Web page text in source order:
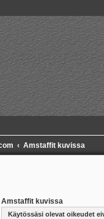
Amstaffit kuvissa
Amstaffit kuvissa
Käytössäsi olevat oikeudet